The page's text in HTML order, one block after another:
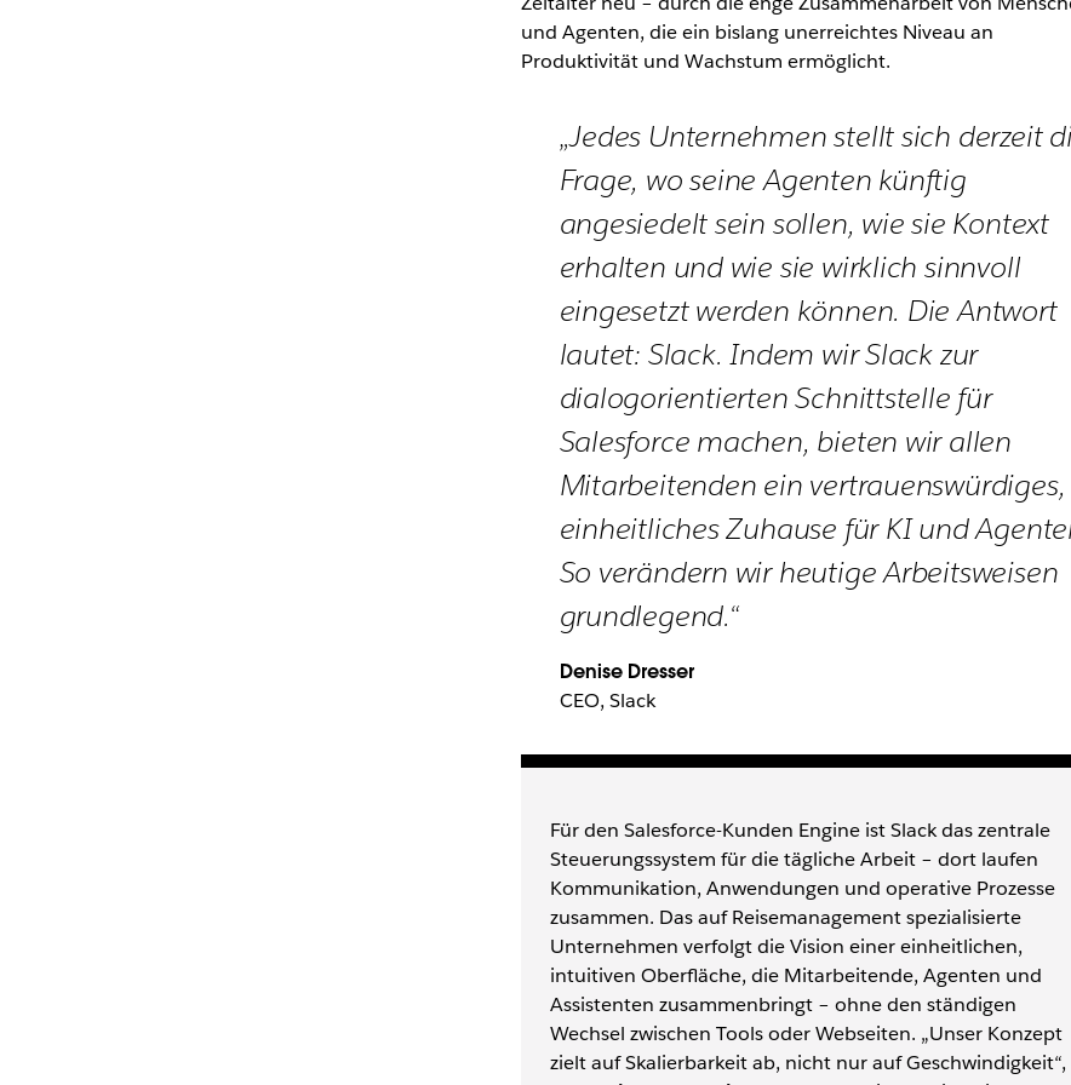
und Agenten, die ein bislang unerreichtes Niveau an
Produktivität und Wachstum ermöglicht.
„Jedes Unternehmen stellt sich derzeit
Frage, wo seine Agenten künftig
angesiedelt sein sollen, wie sie Kontext
erhalten und wie sie wirklich sinnvoll
eingesetzt werden können. Die Antwort
lautet: Slack. Indem wir Slack zur
dialogorientierten Schnittstelle für
Salesforce machen, bieten wir allen
Mitarbeitenden ein vertrauenswürdiges,
einheitliches Zuhause für KI und
So verändern wir heutige Arbeitsweisen
grundlegend.“
Denise Dresser
CEO, Slack
Für den Salesforce-Kunden Engine ist Slack das zentrale
Steuerungssystem für die tägliche Arbeit – dort laufen
Kommunikation, Anwendungen und operative Prozesse
zusammen. Das auf Reisemanagement spezialisierte
Unternehmen verfolgt die Vision einer einheitlichen,
intuitiven Oberfläche, die Mitarbeitende, Agenten und
Assistenten zusammenbringt – ohne den ständigen
Wechsel zwischen Tools oder Webseiten. „Unser Konzept
zielt auf Skalierbarkeit ab, nicht nur auf Geschwindigkeit“,